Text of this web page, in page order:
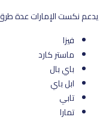
يدعم نكست الإمارات عدة
فيزا
ماستر كارد
باي بال
ابل باي
تابي
تمارا